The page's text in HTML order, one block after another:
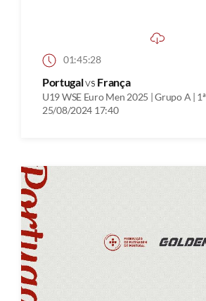
01:45:28
Portugalvs França
U19 WSE Euro Men 2025 | Grupo A |
25/08/2024 17:40